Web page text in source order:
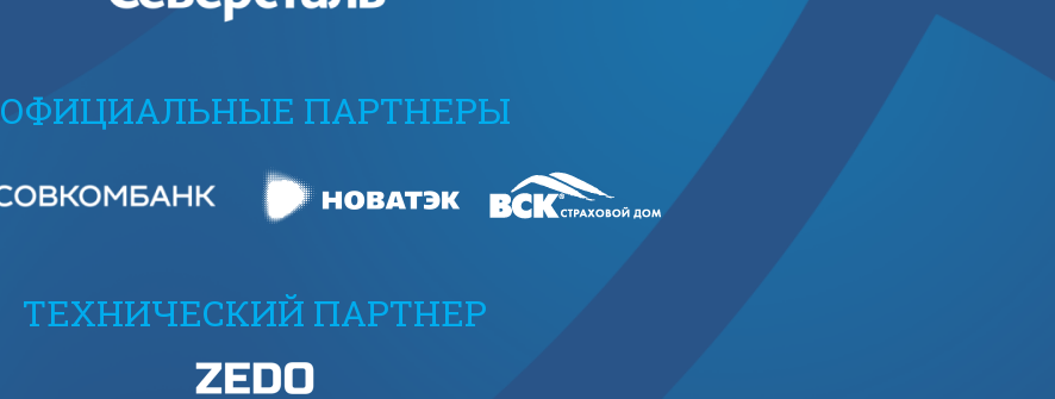
ОФИЦИАЛЬНЫЕ ПАРТНЕРЫ
ТЕХНИЧЕСКИЙ ПАРТНЕР